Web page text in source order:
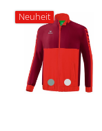
Neuheit